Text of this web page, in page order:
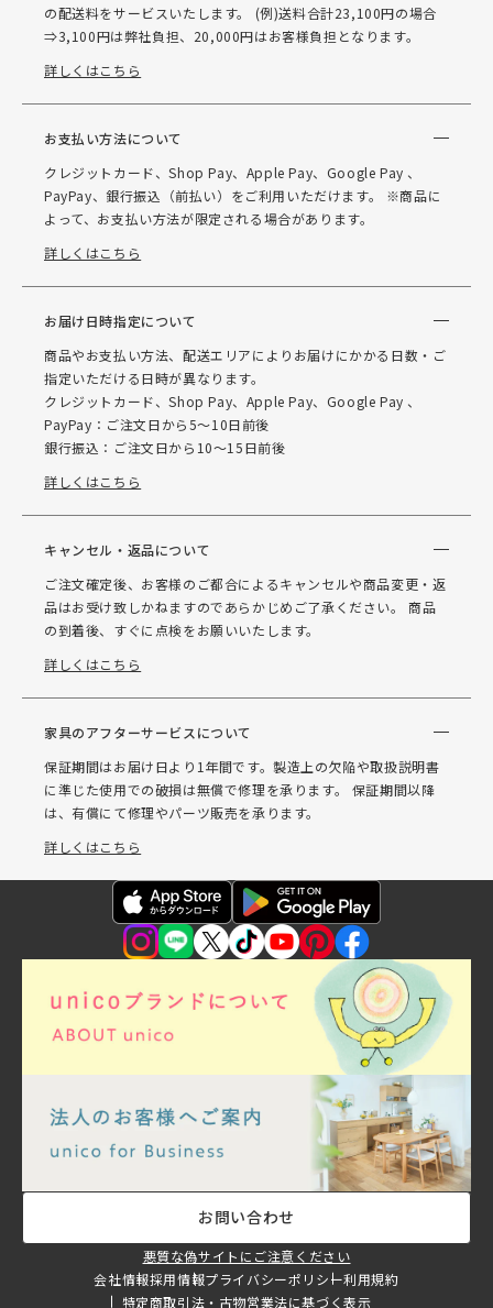
の配送料をサービスいたします。 (例)送料合計23,100円の場合
⇒3,100円は弊社負担、20,000円はお客様負担となります。
詳しくはこちら
お支払い方法について
クレジットカード、Shop Pay、Apple Pay、Google Pay 、
PayPay、銀行振込（前払い）をご利用いただけます。 ※商品に
よって、お支払い方法が限定される場合があります。
詳しくはこちら
お届け日時指定について
商品やお支払い方法、配送エリアによりお届けにかかる日数・ご
指定いただける日時が異なります。
クレジットカード、Shop Pay、Apple Pay、Google Pay 、
PayPay：ご注文日から5～10日前後
銀行振込：ご注文日から10～15日前後
詳しくはこちら
キャンセル・返品について
ご注文確定後、お客様のご都合によるキャンセルや商品変更・返
品はお受け致しかねますのであらかじめご了承ください。 商品
の到着後、すぐに点検をお願いいたします。
詳しくはこちら
家具のアフターサービスについて
保証期間はお届け日より1年間です。製造上の欠陥や取扱説明書
に準じた使用での破損は無償で修理を承ります。 保証期間以降
は、有償にて修理やパーツ販売を承ります。
詳しくはこちら
お問い合わせ
悪質な偽サイトにご注意ください
会社情報採用情報プライバシーポリシー利用規約
特定商取引法・古物営業法に基づく表示